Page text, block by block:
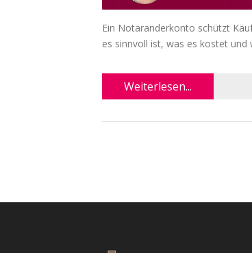
Ein Notaranderkonto schützt
es sinnvoll ist, was es kostet und
Weiterlesen...